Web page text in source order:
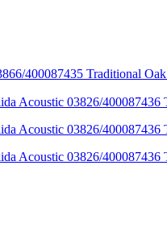
400087435 Traditional Oak